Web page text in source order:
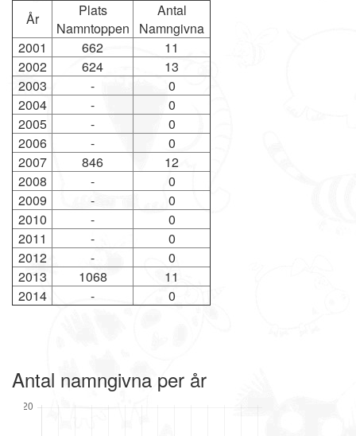
År
Plats
Namntoppen
Antal
Namngivna
2001
662
11
2002
624
13
2003
-
0
2004
-
0
2005
-
0
2006
-
0
2007
846
12
2008
-
0
2009
-
0
2010
-
0
2011
-
0
2012
-
0
2013
1068
11
2014
- 0
Antal namngivna per år